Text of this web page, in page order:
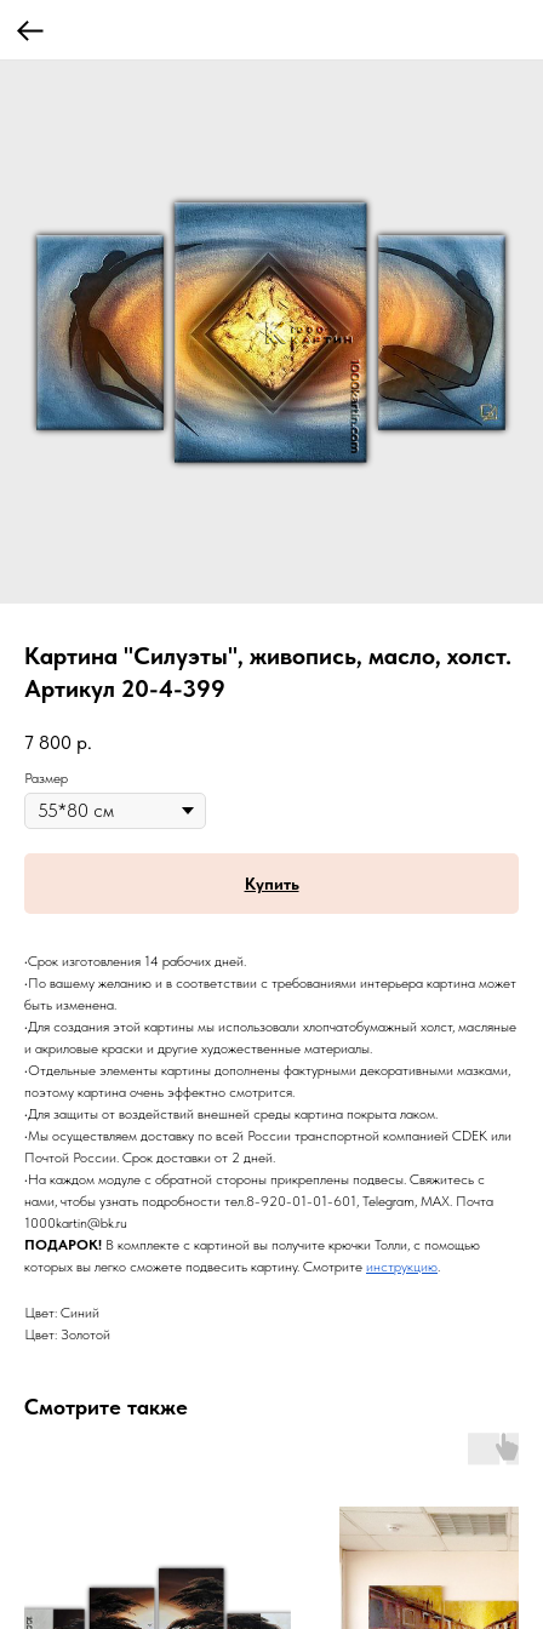
Картина "Силуэты", живопись, масло, холст.
Артикул 20-4-399
7 800 р.
Размер
Купить
•Срок изготовления 14 рабочих дней.
•По вашему желанию и в соответствии с требованиями интерьера картина может
быть изменена.
•Для создания этой картины мы использовали хлопчатобумажный холст, масляные
и акриловые краски и другие художественные материалы.
•Отдельные элементы картины дополнены фактурными декоративными мазками,
поэтому картина очень эффектно смотрится.
•Для защиты от воздействий внешней среды картина покрыта лаком.
•Мы осуществляем доставку по всей России транспортной компанией CDEK или
Почтой России. Срок доставки от 2 дней.
•На каждом модуле с обратной стороны прикреплены подвесы. Свяжитесь с
нами, чтобы узнать подробности тел.8-920-01-01-601, Telegram, MAX. Почта
1000kartin@bk.ru
ПОДАРОК! В комплекте с картиной вы получите крючки Толли, с помощью
которых вы легко сможете подвесить картину. Смотрите инструкцию.
Цвет: Синий
Цвет: Золотой
Смотрите также